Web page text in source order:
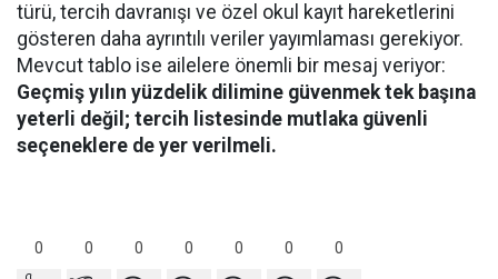
türü, tercih davranışı ve özel okul kayıt hareketlerini
gösteren daha ayrıntılı veriler yayımlaması gerekiyor.
Mevcut tablo ise ailelere önemli bir mesaj veriyor:
Geçmiş yılın yüzdelik dilimine güvenmek tek başına
yeterli değil; tercih listesinde mutlaka güvenli
seçeneklere de yer verilmeli.
0 0 0 0 0 0 0